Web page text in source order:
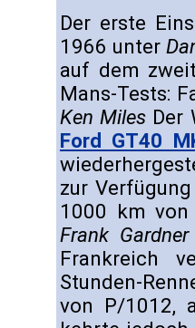
Der erste
1966 unter
auf dem
Mans-Tests:
Ken MilesDer
Ford GT40
zur
1000 km von
Frank Gardner
Frankreich
Stunden-
von P/1012,